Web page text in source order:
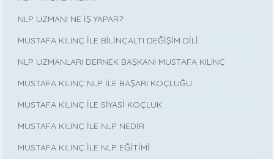
NLP UZMANI NE İŞ YAPAR?
MUSTAFA KILINÇ İLE BİLİNÇALTI DEĞİŞİM DİLİ
NLP UZMANLARI DERNEK BAŞKANI MUSTAFA KILINÇ
MUSTAFA KILINÇ NLP İLE BAŞARI KOÇLUĞU
MUSTAFA KILINÇ İLE SİYASİ KOÇLUK
MUSTAFA KILINÇ İLE NLP NEDİR
MUSTAFA KILINÇ İLE NLP EĞİTİMİ